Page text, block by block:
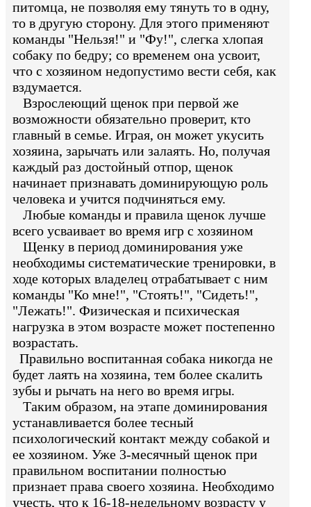
питомца, не позволяя ему тянуть то в одну,
то в другую сторону. Для этого применяют
команды "Нельзя!" и "Фу!", слегка хлопая
собаку по бедру; со временем она усвоит,
что с хозяином недопустимо вести себя, как
вздумается.
Взрослеющий щенок при первой же
возможности обязательно проверит, кто
главный в семье. Играя, он может укусить
хозяина, зарычать или залаять. Но, получая
каждый раз достойный отпор, щенок
начинает признавать доминирующую роль
человека и учится подчиняться ему.
Любые команды и правила щенок лучше
всего усваивает во время игр с хозяином
Щенку в период доминирования уже
необходимы систематические тренировки, в
ходе которых владелец отрабатывает с ним
команды "Ко мне!", "Стоять!", "Сидеть!",
"Лежать!". Физическая и психическая
нагрузка в этом возрасте может постепенно
возрастать.
Правильно воспитанная собака никогда не
будет лаять на хозяина, тем более скалить
зубы и рычать на него во время игры.
Таким образом, на этапе доминирования
устанавливается более тесный
психологический контакт между собакой и
ее хозяином. Уже 3-месячный щенок при
правильном воспитании полностью
признает права своего хозяина. Необходимо
учесть, что к 16-18-недельному возрасту у